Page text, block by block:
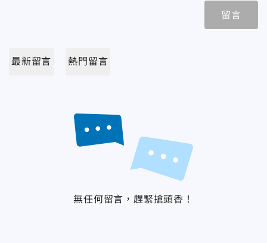
留言
最新留言 熱門留言
無任何留言，趕緊搶頭香！